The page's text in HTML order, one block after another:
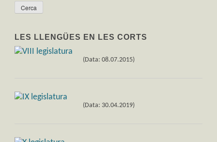
LES LLENGÜES EN LES CORTS
(Data: 08.07.2015)
(Data: 30.04.2019)